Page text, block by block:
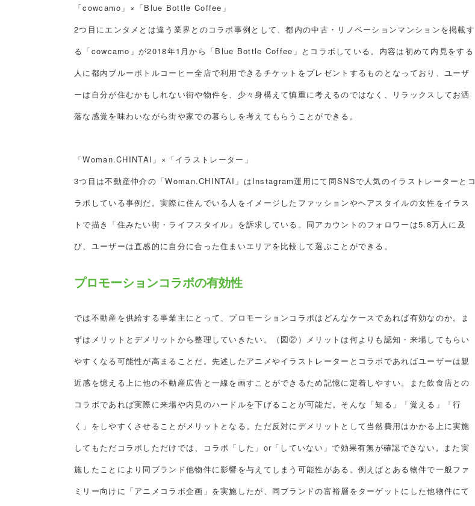
「cowcamo」×「Blue Bottle Coffee」
2つ目にエンタメとは違う業界とのコラボ事例として、都内の中古・リノベーションマンションを掲載す
る「cowcamo」が2018年1月から「Blue Bottle Coffee」とコラボしている。内容は初めて内見をする
人に都内ブルーボトルコーヒー全店で利用できるチケットをプレゼントするものとなっており、ユーザ
ーは自分が住むかもしれない街や物件を、少々身構えて慎重に考えるのではなく、リラックスしてお洒
落な感覚を味わいながら街や家での暮らしを考えてもらうことができる。
「Woman.CHINTAI」×「イラストレーター」
3つ目は不動産仲介の「Woman.CHINTAI」はInstagram運用にて同SNSで人気のイラストレーターとコ
ラボしている事例だ。実際に住んでいる人をイメージしたファッションやヘアスタイルの女性をイラス
トで描き「住みたい街・ライフスタイル」を訴求している。同アカウントのフォロワーは5.8万人に及
び、ユーザーは直感的に自分に合った住まいエリアを比較して選ぶことができる。
プロモーションコラボの有効性
では不動産を供給する事業主にとって、プロモーションコラボはどんなケースであれば有効なのか。ま
ずはメリットとデメリットから整理していきたい。（図②）メリットは何よりも認知・来場してもらい
やすくなる可能性が高まることだ。先述したアニメやイラストレーターとコラボであればユーザーは親
近感を憶える上に他の不動産広告と一線を画すことができるため記憶に定着しやすい。また飲食店との
コラボであれば実際に来場や内見のハードルを下げることが可能だ。そんな「知る」「覚える」「行
く」をしやすくさせることがメリットとなる。ただ反対にデメリットとして当然費用はかかる上に実施
してもただコラボしただけでは、コラボ「した」or「していない」で効果有無が確認できない。また実
施したことにより同ブランド他物件に影響を与えてしまう可能性がある。例えばとある物件で一般ファ
ミリー向けに「アニメコラボ企画」を実施したが、同ブランドの富裕層をターゲットにした他物件にて